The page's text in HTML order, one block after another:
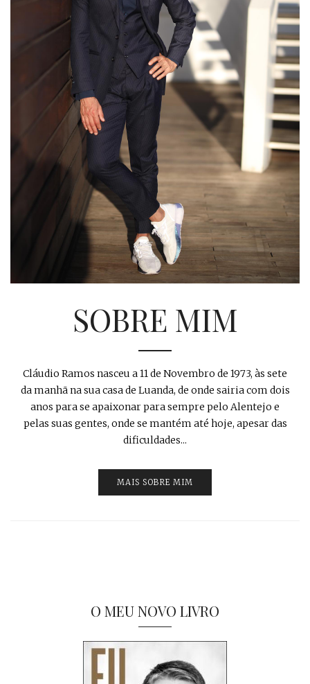
SOBRE MIM
Cláudio Ramos nasceu a 11 de Novembro de 1973, às sete
da manhã na sua casa de Luanda, de onde sairia com dois
anos para se apaixonar para sempre pelo Alentejo e
pelas suas gentes, onde se mantém até hoje, apesar das
dificuldades...
MAIS SOBRE MIM
O MEU NOVO LIVRO